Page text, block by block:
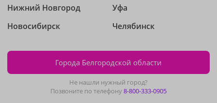
Нижний Новгород
Новосибирск
Уфа
Челябинск
Города Белгородской области
Не нашли нужный город?
Позвоните по телефону8-800-333-0905